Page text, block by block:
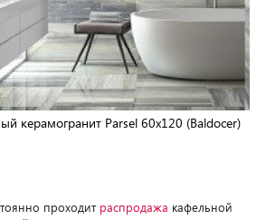
керамогранит Parsel 60x120 (Baldocer)
проходит распродажа кафельной